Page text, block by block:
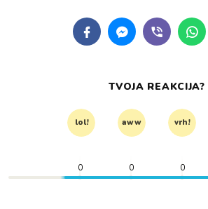
TVOJA REAKCIJA?
lol! aww vrh!
0 0 0